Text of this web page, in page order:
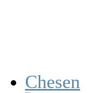
Chesen